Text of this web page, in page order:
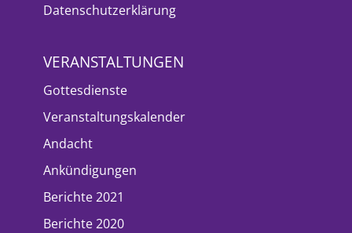
Datenschutzerklärung
VERANSTALTUNGEN
Gottesdienste
Veranstaltungskalender
Andacht
Ankündigungen
Berichte 2021
Berichte 2020